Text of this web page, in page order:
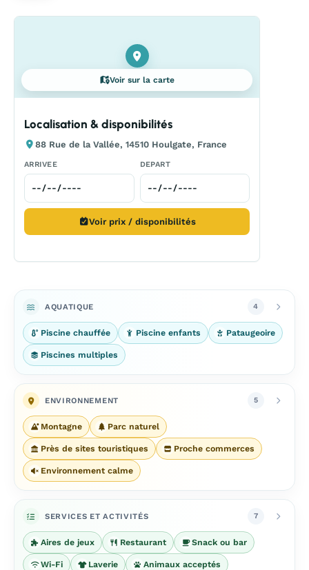
Voir sur la carte
Localisation & disponibilités
88 Rue de la Vallée, 14510 Houlgate, France
ARRIVEE DEPART
Voir prix / disponibilités
AQUATIQUE 4
Piscine chauffée Piscine enfants Pataugeoire
Piscines multiples
ENVIRONNEMENT 5
Montagne Parc naturel
Près de sites touristiques Proche commerces
Environnement calme
SERVICES ET ACTIVITÉS 7
Aires de jeux Restaurant Snack ou bar
Wi-Fi Laverie Animaux acceptés